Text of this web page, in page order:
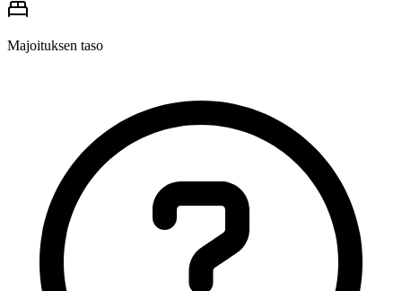
Majoituksen taso